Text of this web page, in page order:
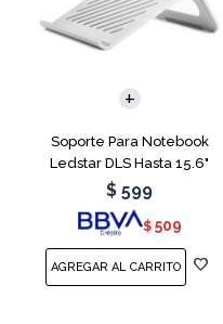
Soporte Para Notebook
Ledstar DLS Hasta 15.6"
$ 599
$ 509